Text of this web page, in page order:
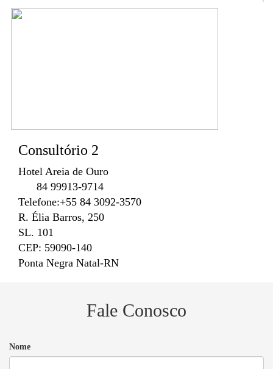
Consultório 2
Hotel Areia de Ouro
84 99913-9714
Telefone:+55 84 3092-3570
R. Élia Barros, 250
SL. 101
CEP: 59090-140
Ponta Negra Natal-RN
Fale Conosco
Nome